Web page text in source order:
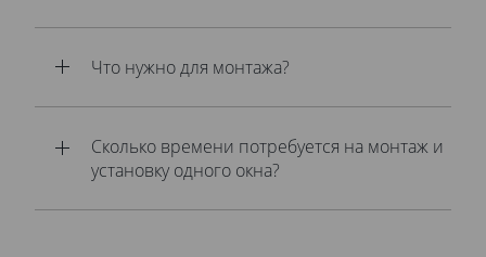
Что нужно для монтажа?
Сколько времени потребуется на монтаж и
установку одного окна?